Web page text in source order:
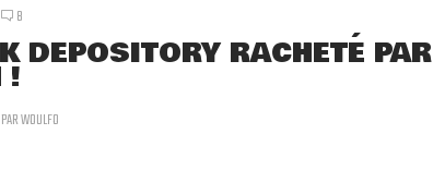
8
DEPOSITORY RACHETÉ PAR
!
PARWOULFO